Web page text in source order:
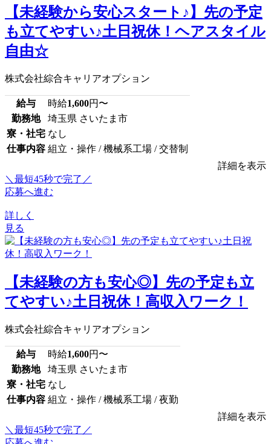
【未経験から安心スタート♪】先の予定
も立てやすい♪土日祝休！ヘアスタイル
自由☆
株式会社綜合キャリアオプション
給与 時給1,600円〜
勤務地
埼玉県 さいたま市
寮・社宅 なし
仕事内容 組立・操作 / 機械系工場 / 交替制
詳細を表示
＼最短45秒で完了／
応募へ進む
詳しく
見る
【未経験の方も安心◎】先の予定も立
てやすい♪土日祝休！高収入ワーク！
株式会社綜合キャリアオプション
給与 時給1,600円〜
勤務地
埼玉県 さいたま市
寮・社宅 なし
仕事内容 組立・操作 / 機械系工場 / 夜勤
詳細を表示
＼最短45秒で完了／